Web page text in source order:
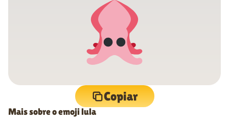
Copiar
Mais sobre o emoji lula